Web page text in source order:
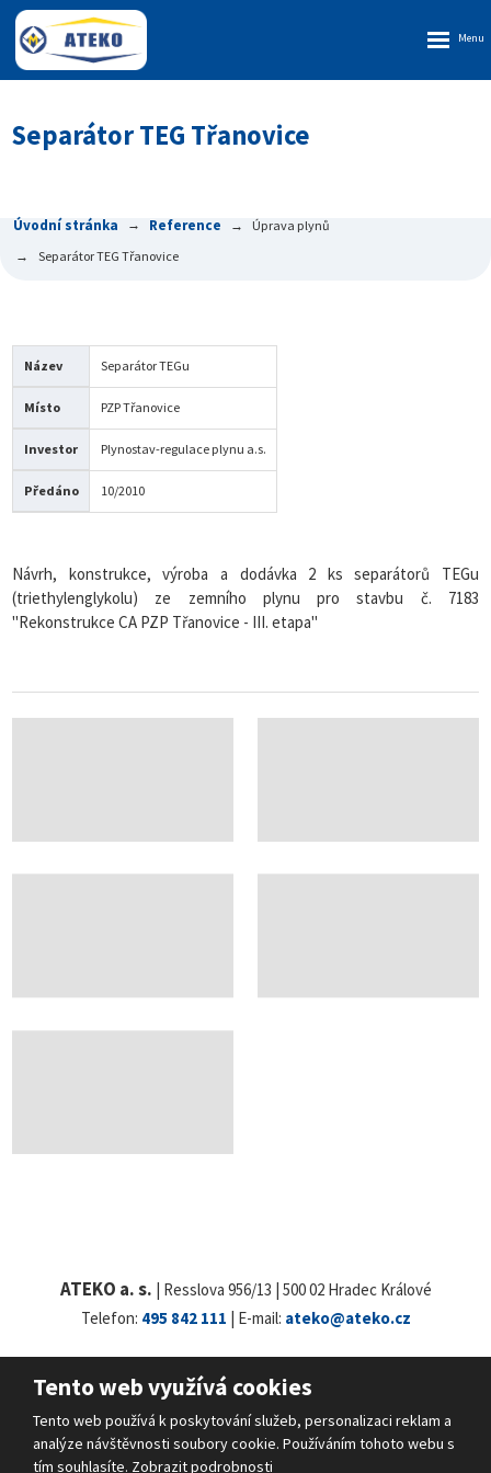
Separátor TEG Třanovice
Úvodní stránka Reference
Úprava plynů
Separátor TEG Třanovice
Název Separátor TEGu
Místo PZP Třanovice
Investor Plynostav-regulace plynu a.s.
Předáno 10/2010
Návrh, konstrukce, výroba a dodávka 2 ks separátorů TEGu
(triethylenglykolu) ze zemního plynu pro stavbu č. 7183
"Rekonstrukce CA PZP Třanovice - III. etapa"
ATEKO a. s.
| Resslova 956/13 | 500 02 Hradec Králové
Telefon: 495 842 111 | E-mail: ateko@ateko.cz
© 2026 ATEKO a.s., vytvořila eBRÁNA s.r.o.
Mapa stránek |Podmínky použití
Bezpečnost a ochrana osobních údajů
VYROBILA
Tento web využívá cookies
Tento web používá k poskytování služeb, personalizaci reklam a
analýze návštěvnosti soubory cookie. Používáním tohoto webu s
tím souhlasíte. Zobrazit podrobnosti